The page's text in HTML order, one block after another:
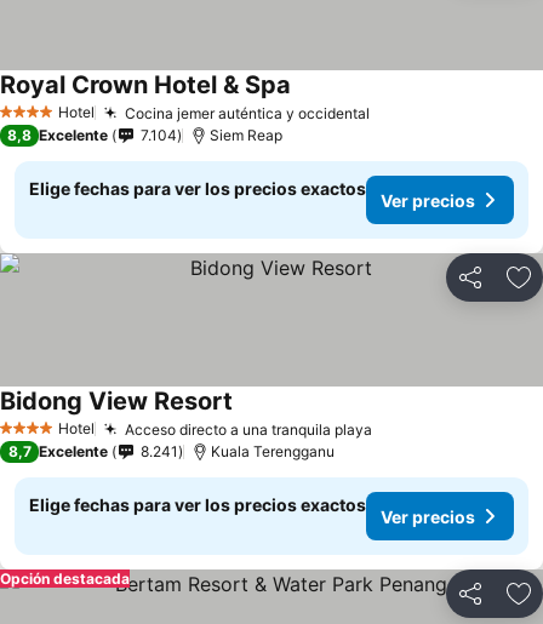
4 EstrellasHotel Cocina jemer auténtica y occidental
Royal Crown Hotel & Spa
8,8 Excelente 7.104 Siem Reap
Elige fechas para ver los precios exactos
Ver precios
Compartir
4 EstrellasHotel Acceso directo a una tranquila playa
Bidong View Resort
8,7 Excelente 8.241 Kuala Terengganu
Elige fechas para ver los precios exactos
Ver precios
Compartir
Opción destacada